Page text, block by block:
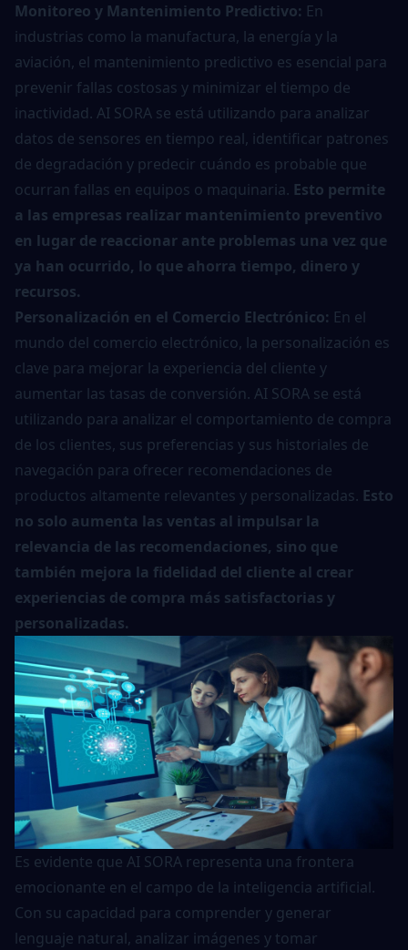
Monitoreo y Mantenimiento Predictivo: En
industrias como la manufactura, la energía y la
aviación, el mantenimiento predictivo es esencial para
prevenir fallas costosas y minimizar el tiempo de
inactividad. AI SORA se está utilizando para analizar
datos de sensores en tiempo real, identificar patrones
de degradación y predecir cuándo es probable que
ocurran fallas en equipos o maquinaria. Esto permite
a las empresas realizar mantenimiento preventivo
en lugar de reaccionar ante problemas una vez que
ya han ocurrido, lo que ahorra tiempo, dinero y
recursos.
Personalización en el Comercio Electrónico: En el
mundo del comercio electrónico, la personalización es
clave para mejorar la experiencia del cliente y
aumentar las tasas de conversión. AI SORA se está
utilizando para analizar el comportamiento de compra
de los clientes, sus preferencias y sus historiales de
navegación para ofrecer recomendaciones de
productos altamente relevantes y personalizadas. Esto
no solo aumenta las ventas al impulsar la
relevancia de las recomendaciones, sino que
también mejora la fidelidad del cliente al crear
experiencias de compra más satisfactorias y
personalizadas.
Es evidente que AI SORA representa una frontera
emocionante en el campo de la inteligencia artificial.
Con su capacidad para comprender y generar
lenguaje natural, analizar imágenes y tomar